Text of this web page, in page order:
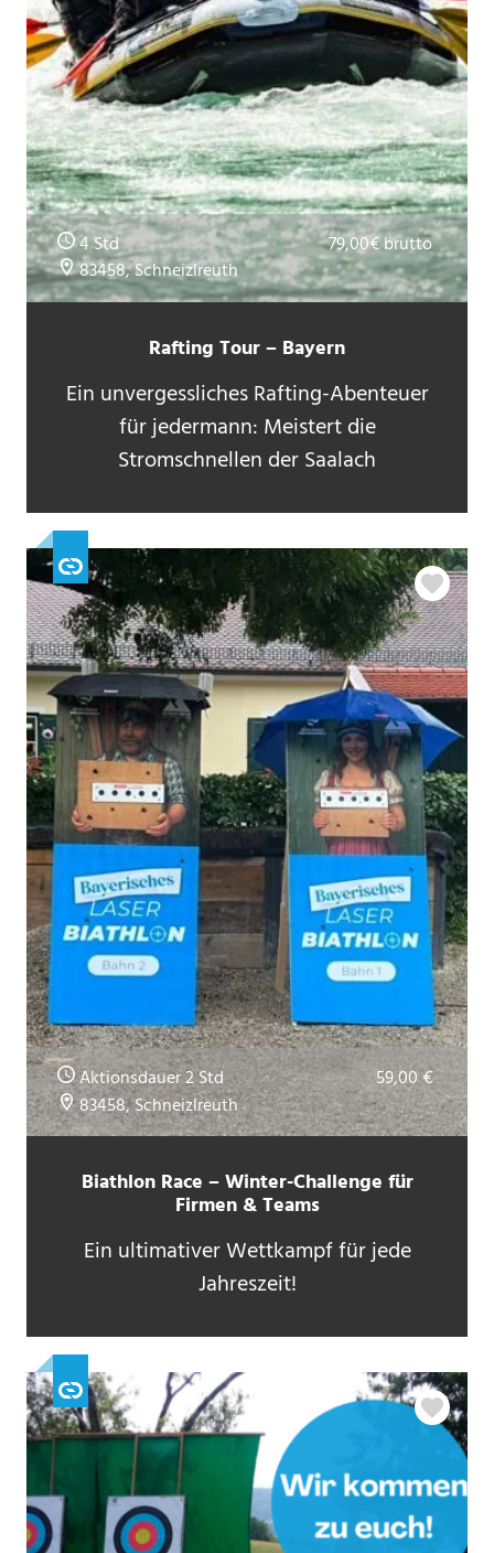
Rafting Tour – Bayern
Ein unvergessliches Rafting-Abenteuer
für jedermann: Meistert die
Stromschnellen der Saalach
4 Std
79,00€ brutto
83458, Schneizlreuth
Biathlon Race – Winter-Challenge für
Firmen & Teams
Ein ultimativer Wettkampf für jede
Jahreszeit!
Aktionsdauer 2 Std
59,00 €
83458, Schneizlreuth